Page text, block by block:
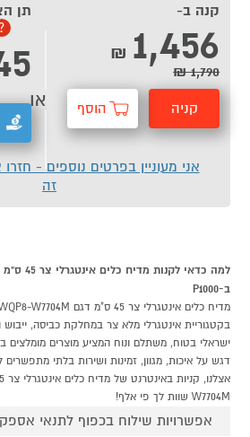
קנה ב-
1,456
₪
1,790 ₪
קניה הוסף
תן
או
אני מעוניין בפרטים נוספים -
זה
ב-P1000
דגש על איכות, מגוון, זמינות ושירות בלתי
W7704M שוות לך פי אלף!
אפשרויות שילוח בכפוף לתנאי